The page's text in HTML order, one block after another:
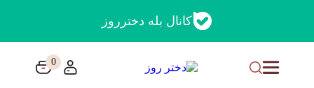
کانال بله دخترروز
0